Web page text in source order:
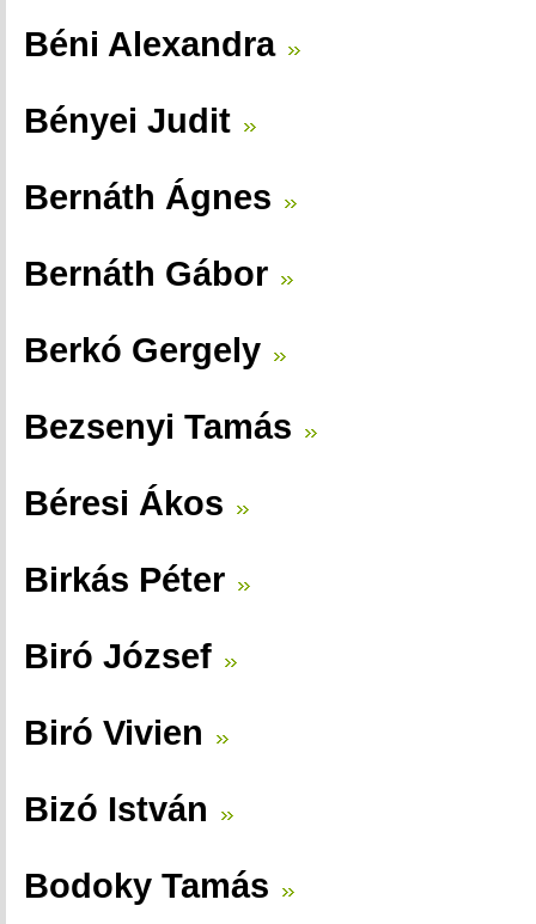
Béni Alexandra
Bényei Judit
Bernáth Ágnes
Bernáth Gábor
Berkó Gergely
Bezsenyi Tamás
Béresi Ákos
Birkás Péter
Biró József
Biró Vivien
Bizó István
Bodoky Tamás